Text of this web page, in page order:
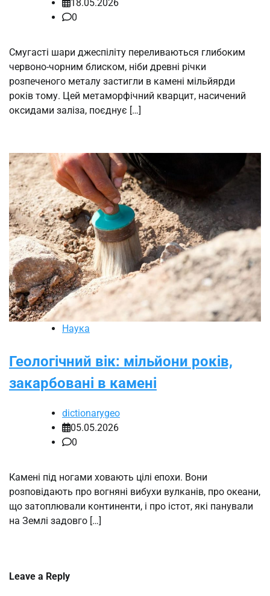
18.05.2026
0
Смугасті шари джеспіліту переливаються глибоким
червоно-чорним блиском, ніби древні річки
розпеченого металу застигли в камені мільйярди
років тому. Цей метаморфічний кварцит, насичений
оксидами заліза, поєднує […]
Наука
Геологічний вік: мільйони років,
закарбовані в камені
dictionarygeo
05.05.2026
0
Камені під ногами ховають цілі епохи. Вони
розповідають про вогняні вибухи вулканів, про океани,
що затоплювали континенти, і про істот, які панували
на Землі задовго […]
Leave a Reply